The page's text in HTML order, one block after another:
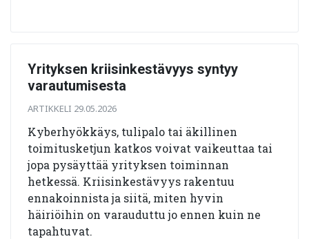
Yrityksen kriisinkestävyys syntyy
varautumisesta
ARTIKKELI 29.05.2026
Kyberhyökkäys, tulipalo tai äkillinen
toimitusketjun katkos voivat vaikeuttaa tai
jopa pysäyttää yrityksen toiminnan
hetkessä. Kriisinkestävyys rakentuu
ennakoinnista ja siitä, miten hyvin
häiriöihin on varauduttu jo ennen kuin ne
tapahtuvat.